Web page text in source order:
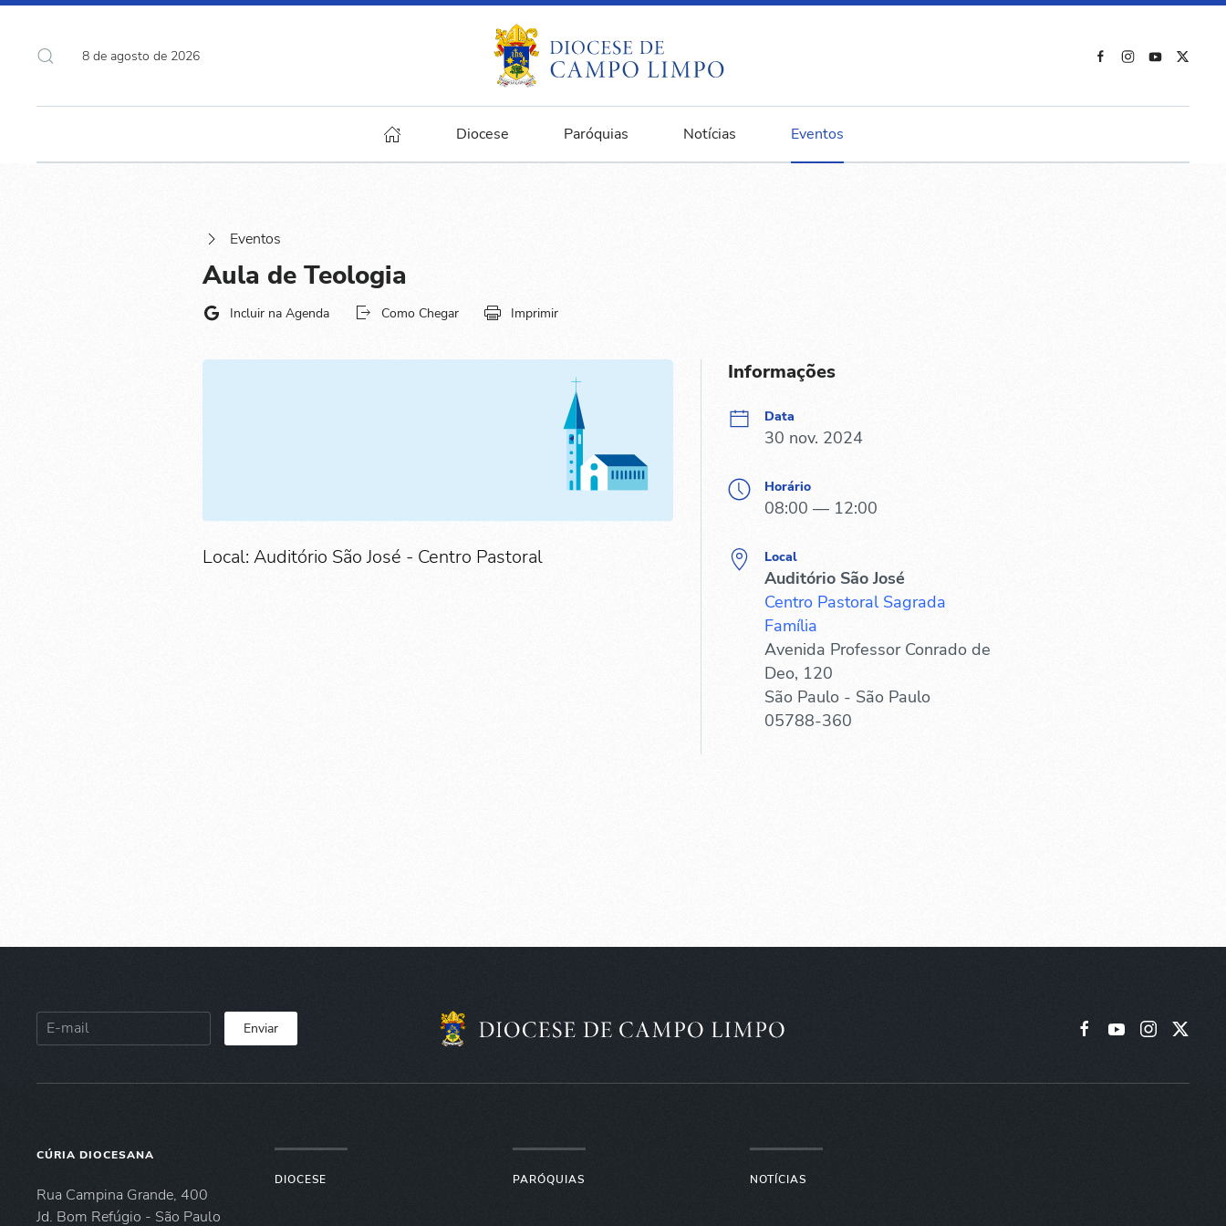
8 de agosto de 2026
Diocese Paróquias Notícias Eventos
Eventos
Aula de Teologia
Incluir na Agenda Como Chegar Imprimir
Local: Auditório São José - Centro Pastoral
Informações
Data
30 nov. 2024
Horário
08:00 — 12:00
Local
Auditório São José
Centro Pastoral Sagrada
Família
Avenida Professor Conrado de
Deo, 120
São Paulo - São Paulo
05788-360
Enviar
CÚRIA DIOCESANA
Rua Campina Grande, 400
Jd. Bom Refúgio - São Paulo
DIOCESE PARÓQUIAS NOTÍCIAS